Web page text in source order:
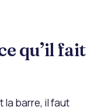
qu’il fait
la barre, il faut